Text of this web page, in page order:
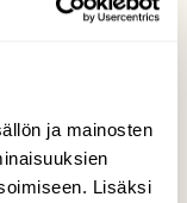
ja mainosten
Lisäksi